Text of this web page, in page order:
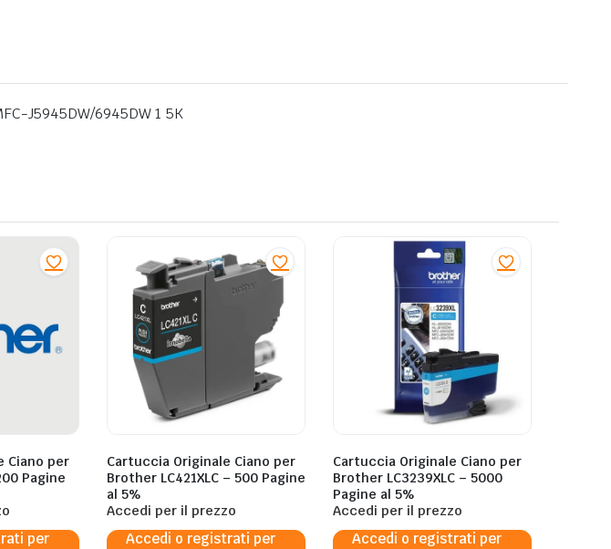
J5945DW/6945DW 1 5K
Ciano per
Pagine
per
Cartuccia Originale Ciano per
Brother LC421XLC – 500 Pagine
al 5%
Accedi per il prezzo
Accedi o registrati per
Cartuccia Originale Ciano per
Brother LC3239XLC – 5000
Pagine al 5%
Accedi per il prezzo
Accedi o registrati per